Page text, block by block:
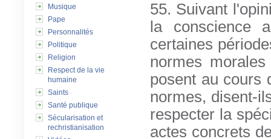
Musique
Pape
Personnalités
Politique
Religion
Respect de la vie
humaine
Saints
Santé publique
Sécularisation et
rechristianisation
55. Suivant
la conscience
certaines
normes
posent au cours
normes, disent-
respecter la
actes concrets